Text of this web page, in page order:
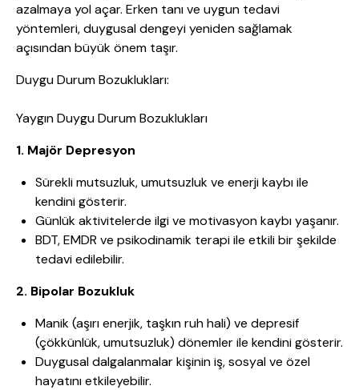
azalmaya yol açar. Erken tanı ve uygun tedavi
yöntemleri, duygusal dengeyi yeniden sağlamak
açısından büyük önem taşır.
Duygu Durum Bozuklukları:
Yaygın Duygu Durum Bozuklukları
1. Majör Depresyon
Sürekli mutsuzluk, umutsuzluk ve enerji kaybı ile
kendini gösterir.
Günlük aktivitelerde ilgi ve motivasyon kaybı yaşanır.
BDT, EMDR ve psikodinamik terapi ile etkili bir şekilde
tedavi edilebilir.
2. Bipolar Bozukluk
Manik (aşırı enerjik, taşkın ruh hali) ve depresif
(çökkünlük, umutsuzluk) dönemler ile kendini gösterir.
Duygusal dalgalanmalar kişinin iş, sosyal ve özel
hayatını etkileyebilir.